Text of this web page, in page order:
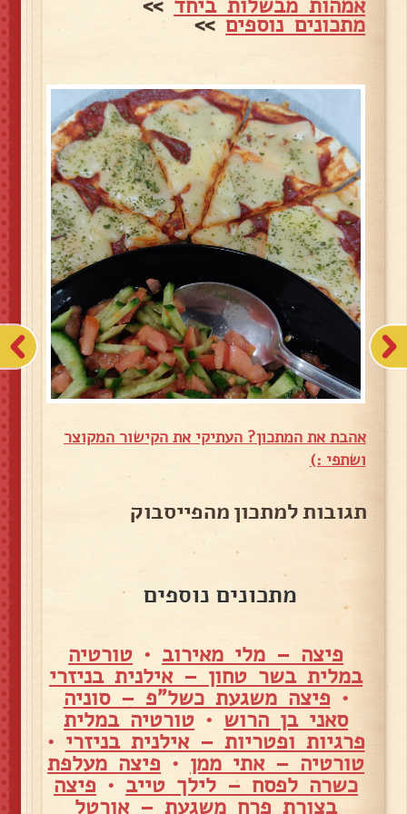
מתכונים נוספים>>
אהבת את המתכון? העתיקי את הקישור המקוצר
ושתפי :)
תגובות למתכון מהפייסבוק
מתכונים נוספים
פיצה – מלי מאירוב • טורטיה
במלית בשר טחון – אילנית בניזרי
• פיצה משגעת כשל"פ – סוניה
סאני בן הרוש • טורטיה במלית
פרגיות ופטריות – אילנית בניזרי •
טורטיה – אתי ממן • פיצה מעלפת
כשרה לפסח – לילך טייב • פיצה
בצורת פרח משגעת – אורטל